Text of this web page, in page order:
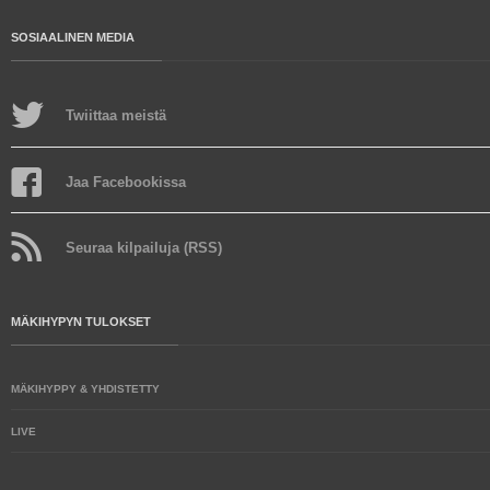
SOSIAALINEN MEDIA
Twiittaa meistä
Jaa Facebookissa
Seuraa kilpailuja (RSS)
MÄKIHYPYN TULOKSET
MÄKIHYPPY & YHDISTETTY
LIVE